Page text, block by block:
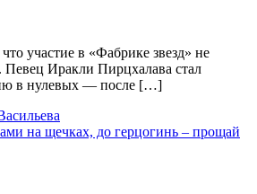
участие в «Фабрике звезд» не
Певец Иракли Пирцхалава стал
в нулевых — после […]
на щечках, до герцогинь – прощай